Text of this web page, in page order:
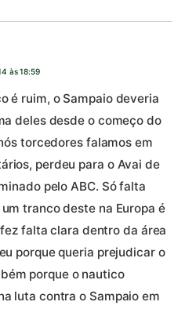
às 18:59
é ruim, o Sampaio deveria
deles desde o começo do
torcedores falamos em
perdeu para o Avai de
pelo ABC. Só falta
tranco deste na Europa é
falta clara dentro da área
porque queria prejudicar o
porque o nautico
luta contra o Sampaio em